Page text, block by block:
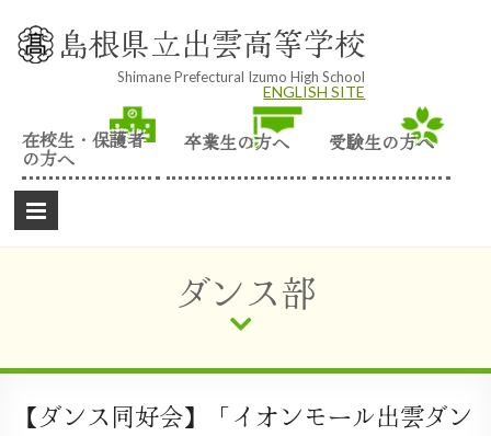
content 島根県立出雲高等学校
Shimane Prefectural Izumo High School
ENGLISH SITE
在校生・保護者
の方へ
卒業生の方へ 受験生の方へ
ダンス部
【ダンス同好会】「イオンモール出雲ダン